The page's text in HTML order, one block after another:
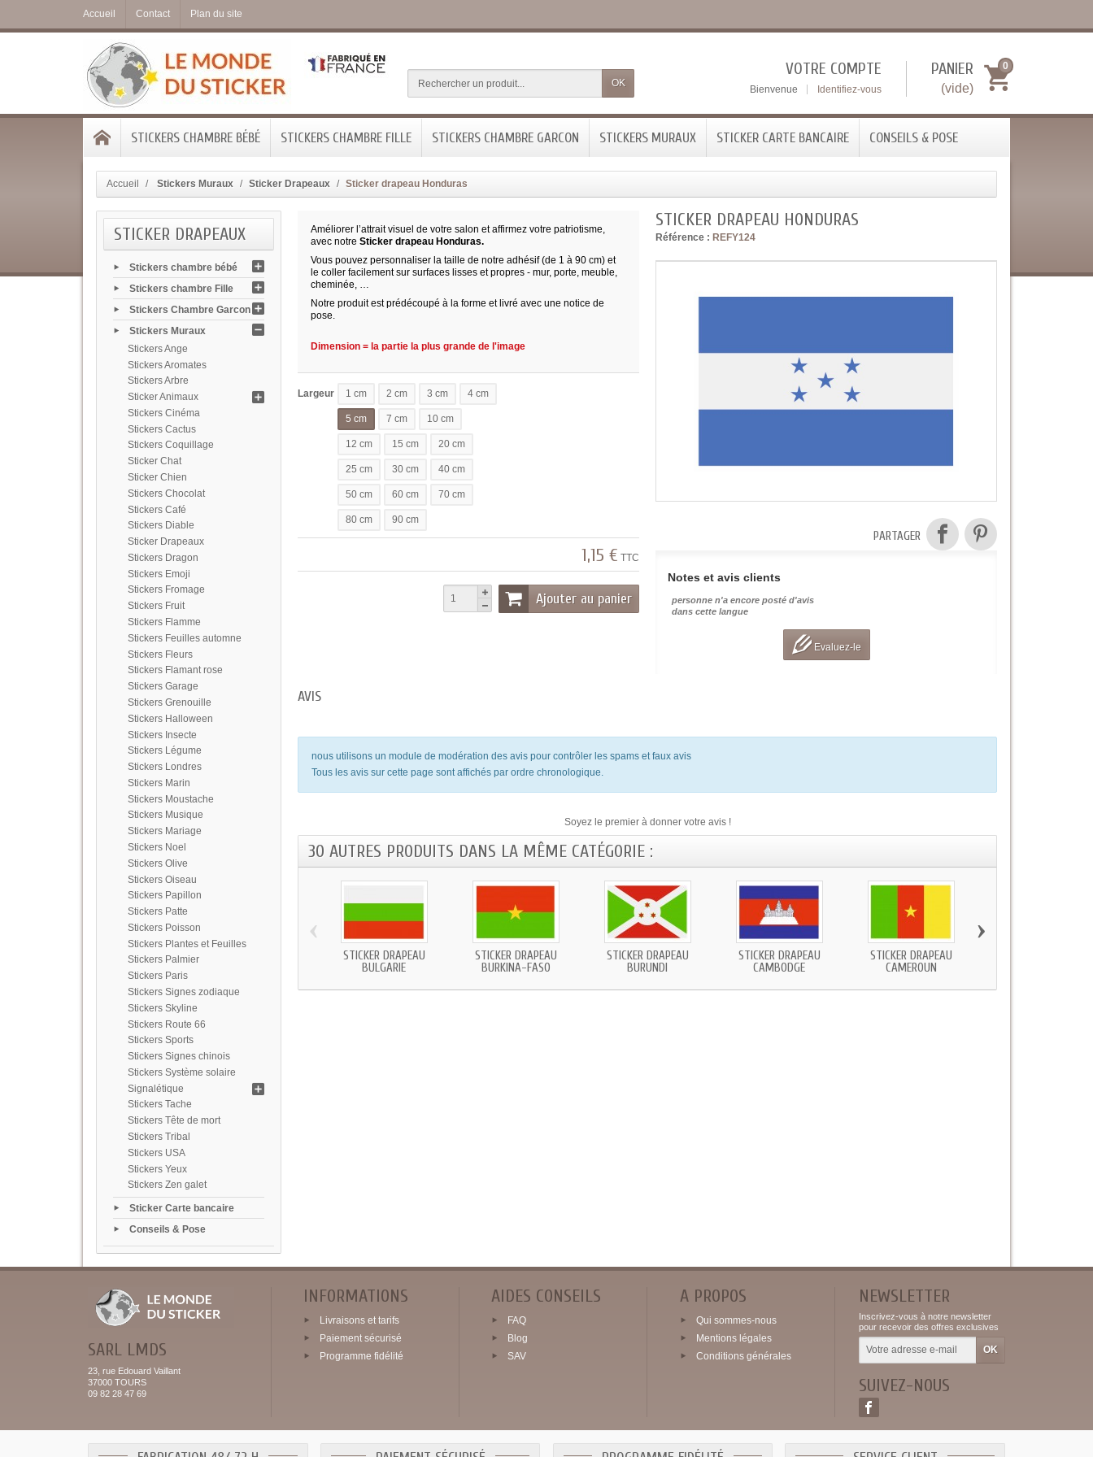
Accueil Contact Plan du site
OK
PANIER
(vide)
0
VOTRE COMPTE
Bienvenue Identifiez-vous
STICKERS CHAMBRE BÉBÉ STICKERS CHAMBRE FILLE STICKERS CHAMBRE GARCON STICKERS MURAUX STICKER CARTE BANCAIRE CONSEILS & POSE
Accueil Stickers Muraux Sticker Drapeaux Sticker drapeau Honduras
STICKER DRAPEAUX
Stickers chambre bébé
Stickers chambre Fille
Stickers Chambre Garcon
Stickers Muraux
Stickers Ange
Stickers Aromates
Stickers Arbre
Sticker Animaux
Stickers Cinéma
Stickers Cactus
Stickers Coquillage
Sticker Chat
Sticker Chien
Stickers Chocolat
Stickers Café
Stickers Diable
Sticker Drapeaux
Stickers Dragon
Stickers Emoji
Stickers Fromage
Stickers Fruit
Stickers Flamme
Stickers Feuilles automne
Stickers Fleurs
Stickers Flamant rose
Stickers Garage
Stickers Grenouille
Stickers Halloween
Stickers Insecte
Stickers Légume
Stickers Londres
Stickers Marin
Stickers Moustache
Stickers Musique
Stickers Mariage
Stickers Noel
Stickers Olive
Stickers Oiseau
Stickers Papillon
Stickers Patte
Stickers Poisson
Stickers Plantes et Feuilles
Stickers Palmier
Stickers Paris
Stickers Signes zodiaque
Stickers Skyline
Stickers Route 66
Stickers Sports
Stickers Signes chinois
Stickers Système solaire
Signalétique
Stickers Tache
Stickers Tête de mort
Stickers Tribal
Stickers USA
Stickers Yeux
Stickers Zen galet
Sticker Carte bancaire
Conseils & Pose
STICKER DRAPEAU HONDURAS
Référence : REFY124
PARTAGER
Notes et avis clients
personne n'a encore posté d'avis
dans cette langue
Evaluez-le
Améliorer l’attrait visuel de votre salon et affirmez votre patriotisme,
avec notreSticker drapeau Honduras.
Vous pouvez personnaliser la taille de notre adhésif (de 1 à 90 cm) et
le coller facilement sur surfaces lisses et propres - mur, porte, meuble,
cheminée, …
Notre produit est prédécoupé à la forme et livré avec une notice de
pose.
Dimension = la partie la plus grande de l'image
Largeur 1 cm 2 cm 3 cm 4 cm
5 cm 7 cm 10 cm
12 cm 15 cm 20 cm
25 cm 30 cm 40 cm
50 cm 60 cm 70 cm
80 cm 90 cm
1,15 € TTC
Ajouter au panier
AVIS
nous utilisons un module de modération des avis pour contrôler les spams et faux avis
Tous les avis sur cette page sont affichés par ordre chronologique.
Soyez le premier à donner votre avis !
30 AUTRES PRODUITS DANS LA MÊME CATÉGORIE :
STICKER DRAPEAU
BULGARIE
STICKER DRAPEAU
BURKINA-FASO
STICKER DRAPEAU
BURUNDI
STICKER DRAPEAU
CAMBODGE
STICKER DRAPEAU
CAMEROUN
‹ ›
SARL LMDS
23, rue Edouard Vaillant
37000 TOURS
09 82 28 47 69
INFORMATIONS
Livraisons et tarifs
Paiement sécurisé
Programme fidélité
AIDES CONSEILS
FAQ
Blog
SAV
A PROPOS
Qui sommes-nous
Mentions légales
Conditions générales
NEWSLETTER
Inscrivez-vous à notre newsletter
pour recevoir des offres exclusives
SUIVEZ-NOUS